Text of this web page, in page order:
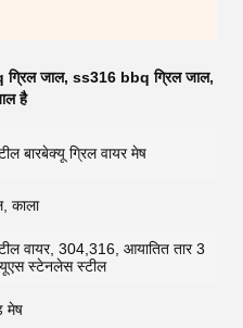
जाल, ss316 bbq ग्रिल जाल,
है
बारबेक्यू ग्रिल वायर मेष
काला
वायर, 304,316, आयातित तार 3
स्टेनलेस स्टील
मेष